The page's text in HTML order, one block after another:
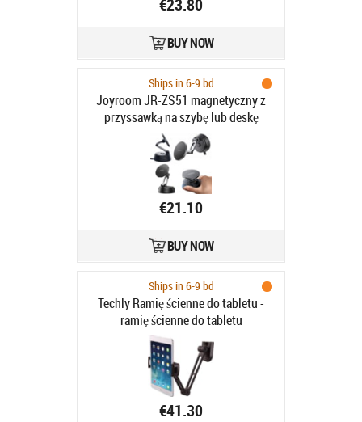
€23.80
BUY NOW
Ships in 6-9 bd
Joyroom JR-ZS51 magnetyczny z
przyssawką na szybę lub deskę
rozdzielczą - czarny - Uchwyt
samochodowy
€21.10
BUY NOW
Ships in 6-9 bd
Techly Ramię ścienne do tabletu -
ramię ścienne do tabletu
€41.30